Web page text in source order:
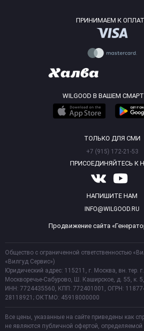
ПРИНИМАЕМ К
WILGOOD В ВАШЕМ
ТОЛЬКО ДЛЯ СМИ
+7 (915) 172-21-53
ПРИСОЕДИНЯЙТЕСЬ К
НАПИШИТЕ НАМ
INFO@WILGOOD.RU
Продвижение сайта
Общество с ограниченной ответственностью
«Вилгуд Сервис»)
Юридический адрес: 115211, г. Москва, вн. тер.
Москворечье-Сабурово, Ш. Каширское, д. 55, к.
ИНН: 7724435560, КПП: 772401001, ОГРН:
28118921; ОКТМО: 45918000000
Все цены, указанные на сайте приведены как
не являются публичной офертой,